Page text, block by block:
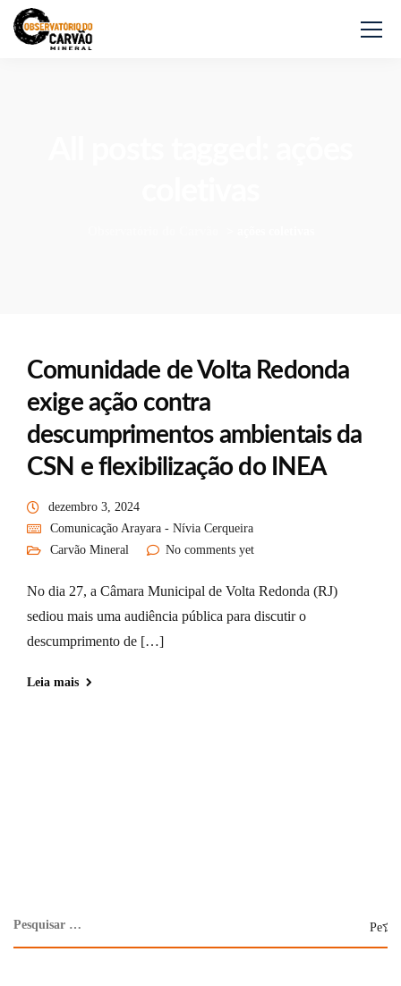
Comunidade de Volta Redonda
exige ação contra
descumprimentos ambientais da
CSN e flexibilização do INEA
dezembro 3, 2024
Comunicação Arayara - Nívia Cerqueira
Carvão Mineral
No comments yet
No dia 27, a Câmara Municipal de Volta Redonda (RJ)
sediou mais uma audiência pública para discutir o
descumprimento de […]
Leia mais